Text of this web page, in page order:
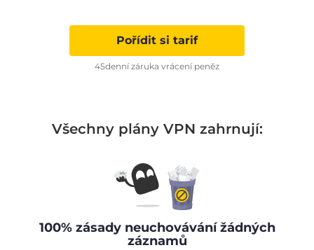
Pořídit si tarif
45denní záruka vrácení peněz
Všechny plány VPN zahrnují:
100% zásady neuchovávání žádných
záznamů